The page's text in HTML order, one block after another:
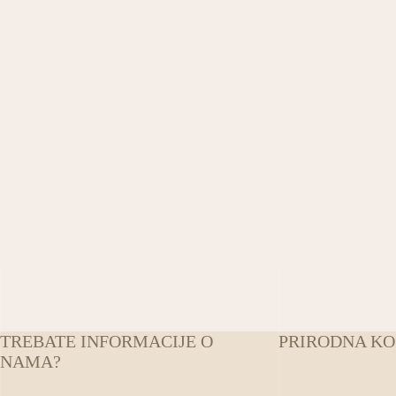
TREBATE INFORMACIJE O
NAMA?
PRIRODNA